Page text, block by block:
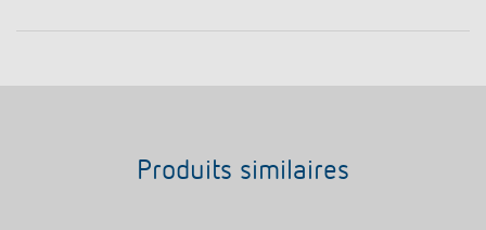
Produits similaires